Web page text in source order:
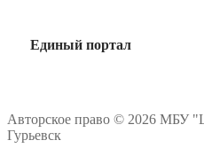
Единый портал
Авторское право © 2026 МБУ
Гурьевск